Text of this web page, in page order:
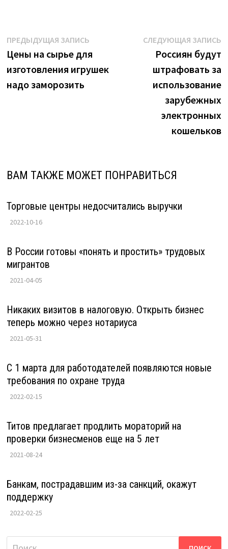
Навигация
по
записям
ПРЕДЫДУЩАЯ ЗАПИСЬПредыдущая
запись:
Цены на сырье для
изготовления игрушек
надо заморозить
СЛЕДУЮЩАЯ ЗАПИСЬ
Россиян будут
штрафовать за
использование
зарубежных
электронных
кошельков
ВАМ ТАКЖЕ МОЖЕТ ПОНРАВИТЬСЯ
Торговые центры недосчитались выручки
2022-10-16
В России готовы «понять и простить» трудовых
мигрантов
2021-04-05
Никаких визитов в налоговую. Открыть бизнес
теперь можно через нотариуса
2021-05-31
С 1 марта для работодателей появляются новые
требования по охране труда
2022-02-15
Титов предлагает продлить мораторий на
проверки бизнесменов еще на 5 лет
2021-08-24
Банкам, пострадавшим из-за санкций, окажут
поддержку
2022-02-25
Найти: